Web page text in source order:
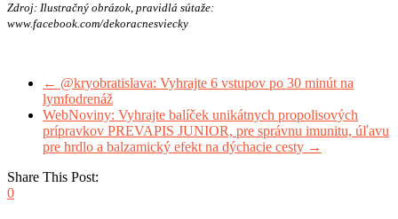
Zdroj: Ilustračný obrázok, pravidlá sútaže:
www.facebook.com/dekoracnesviecky
← @kryobratislava: Vyhrajte 6 vstupov po 30 minút na
lymfodrenáž
WebNoviny: Vyhrajte balíček unikátnych propolisových
prípravkov PREVAPIS JUNIOR, pre správnu imunitu, úľavu
pre hrdlo a balzamický efekt na dýchacie cesty →
Share This Post:
0